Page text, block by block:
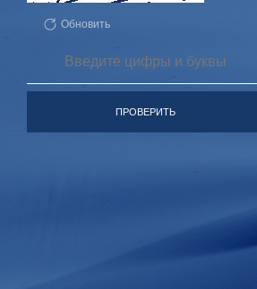
Обновить
ПРОВЕРИТЬ